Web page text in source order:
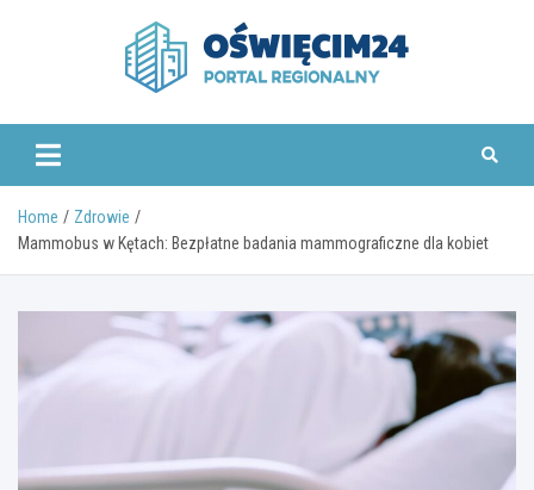
www.oswiecim24.pl
Home
Zdrowie
Mammobus w Kętach: Bezpłatne badania mammograficzne dla kobiet